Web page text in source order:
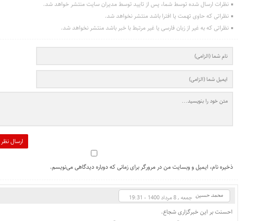
نظرات ارسال شده توسط شما، پس از تایید توسط مدیران سایت منتشر خواهد شد.
نظراتی که حاوی تهمت یا افترا باشد منتشر نخواهد شد.
نظراتی که به غیر از زبان فارسی یا غیر مرتبط با خبر باشد منتشر نخواهد شد.
ارسال نظر
ذخیره نام، ایمیل و وبسایت من در مرورگر برای زمانی که دوباره دیدگاهی می‌نویسم.
محمد حسین جمعه , 8 مرداد 1400 - 19:31
احسنت بر این خبرگزاری شجاع.